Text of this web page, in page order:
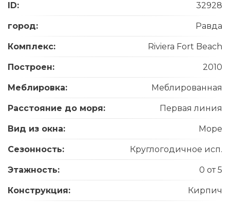
ID: 32928
город: Равда
Комплекс: Riviera Fort Beach
Построен: 2010
Меблировка: Меблированная
Расстояние до моря: Первая линия
Вид из окна: Море
Сезонность: Круглогодичное исп.
Этажность: 0 от 5
Конструкция: Кирпич